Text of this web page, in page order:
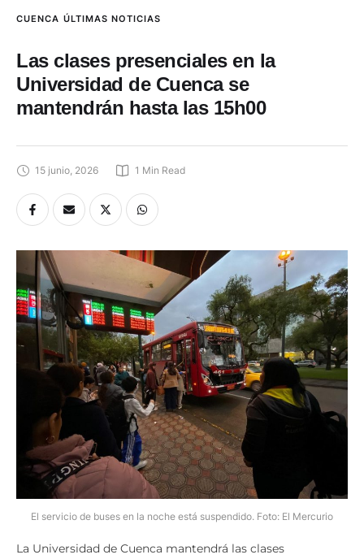
CUENCA ÚLTIMAS NOTICIAS
Las clases presenciales en la
Universidad de Cuenca se
mantendrán hasta las 15h00
15 junio, 2026 1 Min Read
El servicio de buses en la noche está suspendido. Foto: El Mercurio
La Universidad de Cuenca mantendrá las clases